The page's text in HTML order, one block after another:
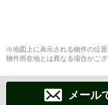
※地図上に表示される物件の位
物件所在地とは異なる場合がござ
メール